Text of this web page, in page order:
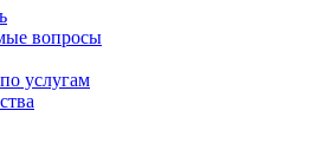
вопросы
услугам